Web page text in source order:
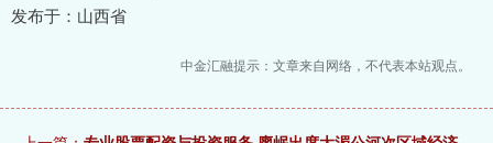
发布于：山西省
中金汇融提示：文章来自网络，不代表本站观点。